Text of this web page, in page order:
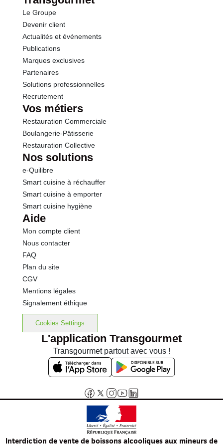
Sel
Le Groupe
Devenir client
Actualités et événements
Publications
Marques exclusives
Partenaires
Solutions professionnelles
Recrutement
Vos métiers
Restauration Commerciale
Boulangerie-Pâtisserie
Restauration Collective
Nos solutions
e-Quilibre
Smart cuisine à réchauffer
Smart cuisine à emporter
Smart cuisine hygiène
Aide
Mon compte client
Nous contacter
FAQ
Plan du site
CGV
Mentions légales
Signalement éthique
Cookies Settings
L'application Transgourmet
Transgourmet partout avec vous !
Interdiction de vente de boissons alcooliques aux mineurs de